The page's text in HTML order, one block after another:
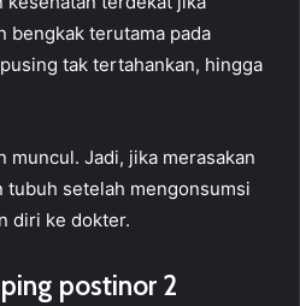
bengkak terutama pada
tak tertahankan, hingga
muncul. Jadi, jika merasakan
tubuh setelah mengonsumsi
diri ke dokter.
postinor 2